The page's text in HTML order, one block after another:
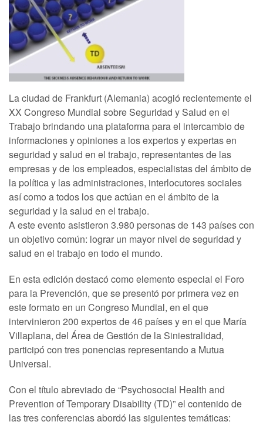
La ciudad de Frankfurt (Alemania) acogió recientemente el
XX Congreso Mundial sobre Seguridad y Salud en el
Trabajo brindando una plataforma para el intercambio de
informaciones y opiniones a los expertos y expertas en
seguridad y salud en el trabajo, representantes de las
empresas y de los empleados, especialistas del ámbito de
la política y las administraciones, interlocutores sociales
así como a todos los que actúan en el ámbito de la
seguridad y la salud en el trabajo.
A este evento asistieron 3.980 personas de 143 países con
un objetivo común: lograr un mayor nivel de seguridad y
salud en el trabajo en todo el mundo.
En esta edición destacó como elemento especial el Foro
para la Prevención, que se presentó por primera vez en
este formato en un Congreso Mundial, en el que
intervinieron 200 expertos de 46 países y en el que María
Villaplana, del Área de Gestión de la Siniestralidad,
participó con tres ponencias representando a Mutua
Universal.
Con el título abreviado de “Psychosocial Health and
Prevention of Temporary Disability (TD)” el contenido de
las tres conferencias abordó las siguientes temáticas: